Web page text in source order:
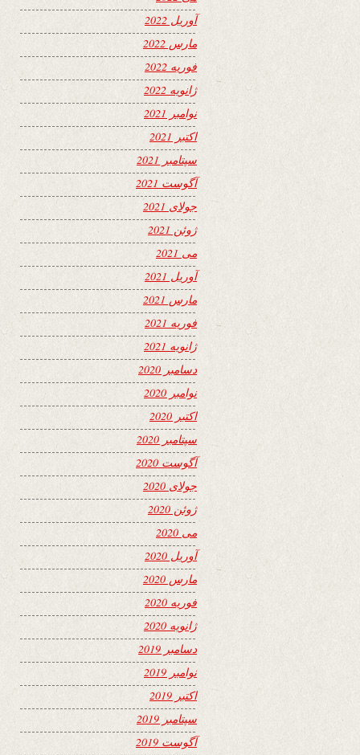
آوریل 2022
مارس 2022
فوریه 2022
ژانویه 2022
نوامبر 2021
اکتبر 2021
سپتامبر 2021
آگوست 2021
جولای 2021
ژوئن 2021
می 2021
آوریل 2021
مارس 2021
فوریه 2021
ژانویه 2021
دسامبر 2020
نوامبر 2020
اکتبر 2020
سپتامبر 2020
آگوست 2020
جولای 2020
ژوئن 2020
می 2020
آوریل 2020
مارس 2020
فوریه 2020
ژانویه 2020
دسامبر 2019
نوامبر 2019
اکتبر 2019
سپتامبر 2019
آگوست 2019